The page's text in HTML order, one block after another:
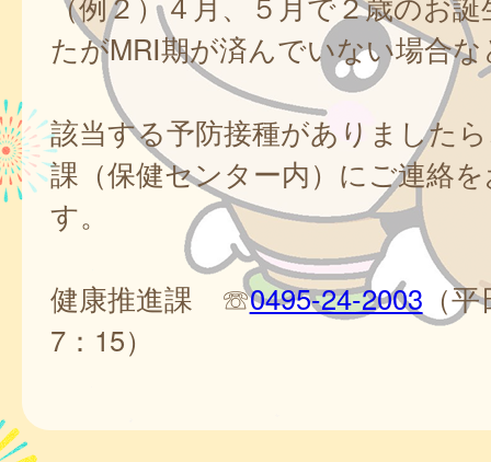
たがMRⅠ期が済んでいない場合な
該当する予防接種がありました
課（保健センター内）にご連絡
す。
健康推進課 ☏0495-24-2003 （
7：15）